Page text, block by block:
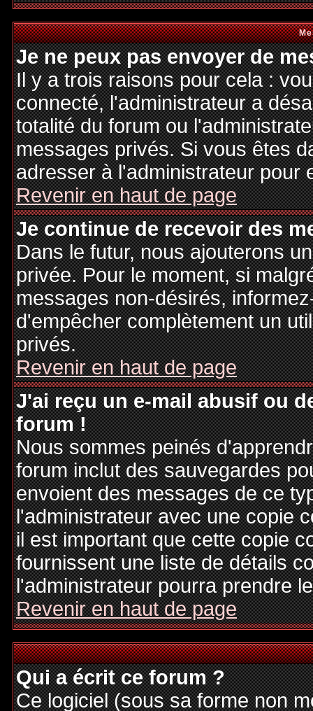
Je ne peux pas envoyer de
Il y a trois raisons pour cela :
connecté, l'administrateur a
totalité du forum ou
messages privés. Si vous êtes
adresser à l'administrateur pour
Revenir en haut de page
Je continue de recevoir des
Dans le futur, nous ajouterons
privée. Pour le moment, si
messages non-désirés,
d'empêcher complètement un
privés.
Revenir en haut de page
J'ai reçu un e-mail abusif ou
forum !
Nous sommes peinés
forum inclut des sauvegardes
envoient des messages de ce
l'administrateur avec une copie
il est important que cette copie
fournissent une liste de détails
l'administrateur pourra prendre
Revenir en haut de page
Qui a écrit ce forum ?
Ce logiciel (sous sa forme non